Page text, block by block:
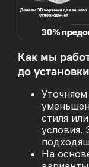
Как мы
до установки
стиля
условия.
На